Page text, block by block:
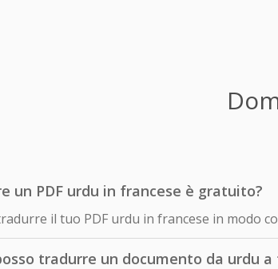
un PDF urdu in francese è gratuito?
il tuo PDF urdu in francese in modo
tradurre un documento da urdu a